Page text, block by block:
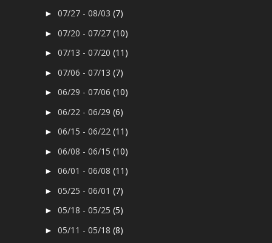
►07/27 - 08/03(7)
►07/20 - 07/27(10)
►07/13 - 07/20(11)
►07/06 - 07/13(7)
►06/29 - 07/06(10)
►06/22 - 06/29(6)
►06/15 - 06/22(11)
►06/08 - 06/15(10)
►06/01 - 06/08(11)
►05/25 - 06/01(7)
►05/18 - 05/25(5)
►05/11 - 05/18(8)